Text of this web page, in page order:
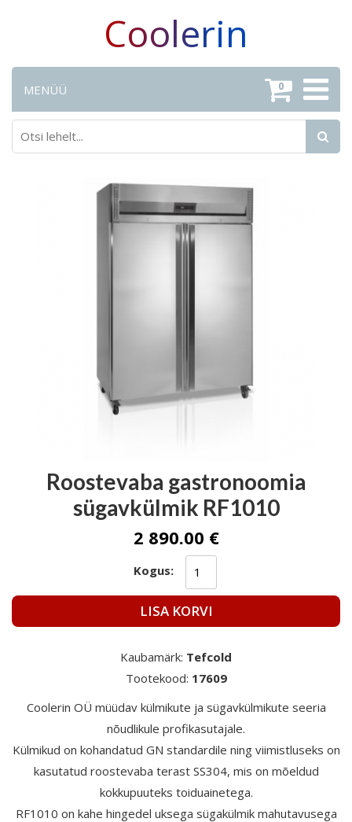
Coolerin
0
MENÜÜ
Roostevaba gastronoomia
sügavkülmik RF1010
2 890.00 €
Kogus:
LISA KORVI
Kaubamärk: Tefcold
Tootekood: 17609
Coolerin OÜ müüdav külmikute ja sügavkülmikute seeria
nõudlikule profikasutajale.
Külmikud on kohandatud GN standardile ning viimistluseks on
kasutatud roostevaba terast SS304, mis on mõeldud
kokkupuuteks toiduainetega.
RF1010 on kahe hingedel uksega sügakülmik mahutavusega